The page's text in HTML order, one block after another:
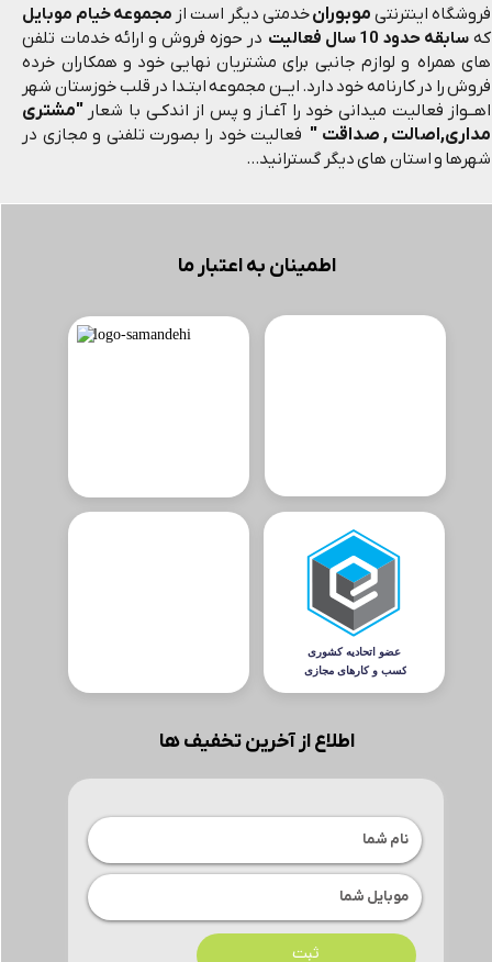
فروشگاه اینترنتی موبورانخدمتی دیگر است از مجموعه خیام موبایل
که سابقه حدود 10 سال فعالیت
در حوزه فروش و ارائه خدمات تلفن
های همراه و لوازم جانبی برای مشتریان نهایی خود و همکاران خرده
فروش را در کارنامه خود دارد. ایــن مجموعه ابتـدا در قلب خوزستان شهر
اهــواز فعالیت میدانی خود را آغـاز و پس از اندکـی با شعار "مشتری
مداری,اصالت , صداقت " فعالیت خود را بصورت تلفنی و مجازی در
شهرها و استان های دیگر گسترانید...
اطمینان به اعتبار ما
اطلاع از آخرین تخفیف ها
ثبت